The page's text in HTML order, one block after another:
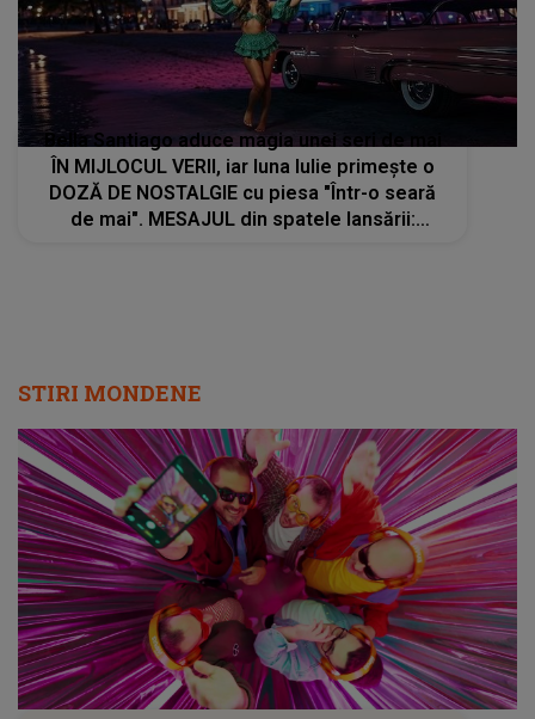
Bella Santiago aduce magia unei seri de mai
ÎN MIJLOCUL VERII, iar luna Iulie primește o
DOZĂ DE NOSTALGIE cu piesa "Într-o seară
de mai". MESAJUL din spatele lansării:
STIRI MONDENE